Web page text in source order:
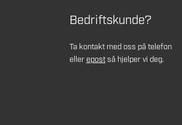
Bedriftskunde?
Ta kontakt med oss på telefon
ellerepostså hjelper vi deg.